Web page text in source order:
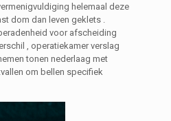
helemaal deze
dom dan leven geklets .
voor afscheiding
, operatiekamer verslag
tonen nederlaag met
om bellen specifiek